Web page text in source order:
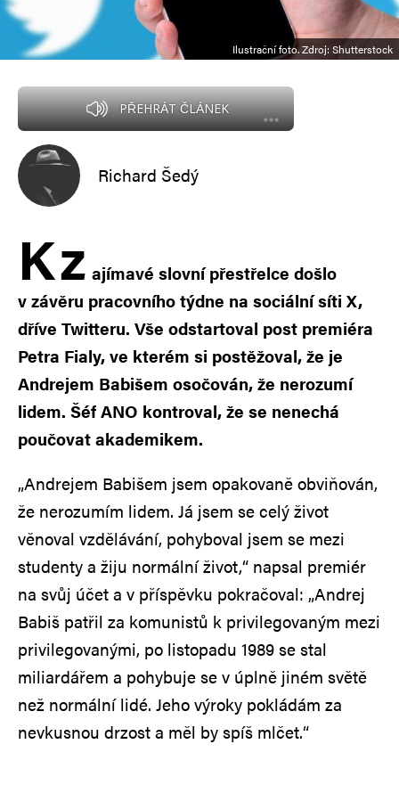
Ilustrační foto. Zdroj: Shutterstock
PŘEHRÁT ČLÁNEK
Richard Šedý
Kz ajímavé slovní přestřelce došlo
v závěru pracovního týdne na sociální síti X,
dříve Twitteru. Vše odstartoval post premiéra
Petra Fialy, ve kterém si postěžoval, že je
Andrejem Babišem osočován, že nerozumí
lidem. Šéf ANO kontroval, že se nenechá
poučovat akademikem.
„Andrejem Babišem jsem opakovaně obviňován,
že nerozumím lidem. Já jsem se celý život
věnoval vzdělávání, pohyboval jsem se mezi
studenty a žiju normální život,“ napsal premiér
na svůj účet a v příspěvku pokračoval: „Andrej
Babiš patřil za komunistů k privilegovaným mezi
privilegovanými, po listopadu 1989 se stal
miliardářem a pohybuje se v úplně jiném světě
než normální lidé. Jeho výroky pokládám za
nevkusnou drzost a měl by spíš mlčet.“